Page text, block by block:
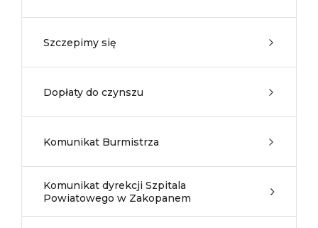
Szczepimy się
Dopłaty do czynszu
Komunikat Burmistrza
Komunikat dyrekcji Szpitala
Powiatowego w Zakopanem